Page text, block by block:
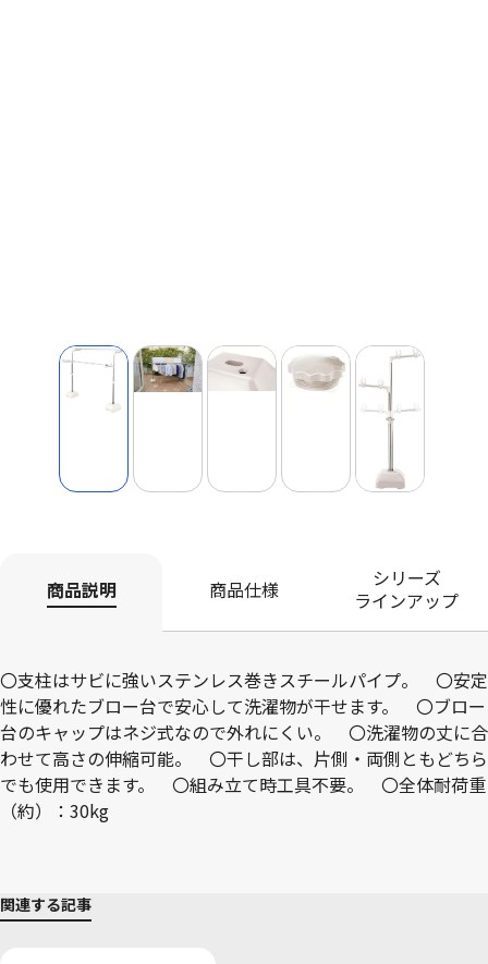
商品説明 商品仕様
シリーズ
ラインアップ
〇支柱はサビに強いステンレス巻きスチールパイプ。 〇安定
性に優れたブロー台で安心して洗濯物が干せます。 〇ブロー
台のキャップはネジ式なので外れにくい。 〇洗濯物の丈に合
わせて高さの伸縮可能。 〇干し部は、片側・両側ともどちら
でも使用できます。 〇組み立て時工具不要。 〇全体耐荷重
（約）：30kg
関連する記事